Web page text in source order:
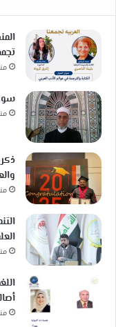
منذ
منذ
منذ
منذ